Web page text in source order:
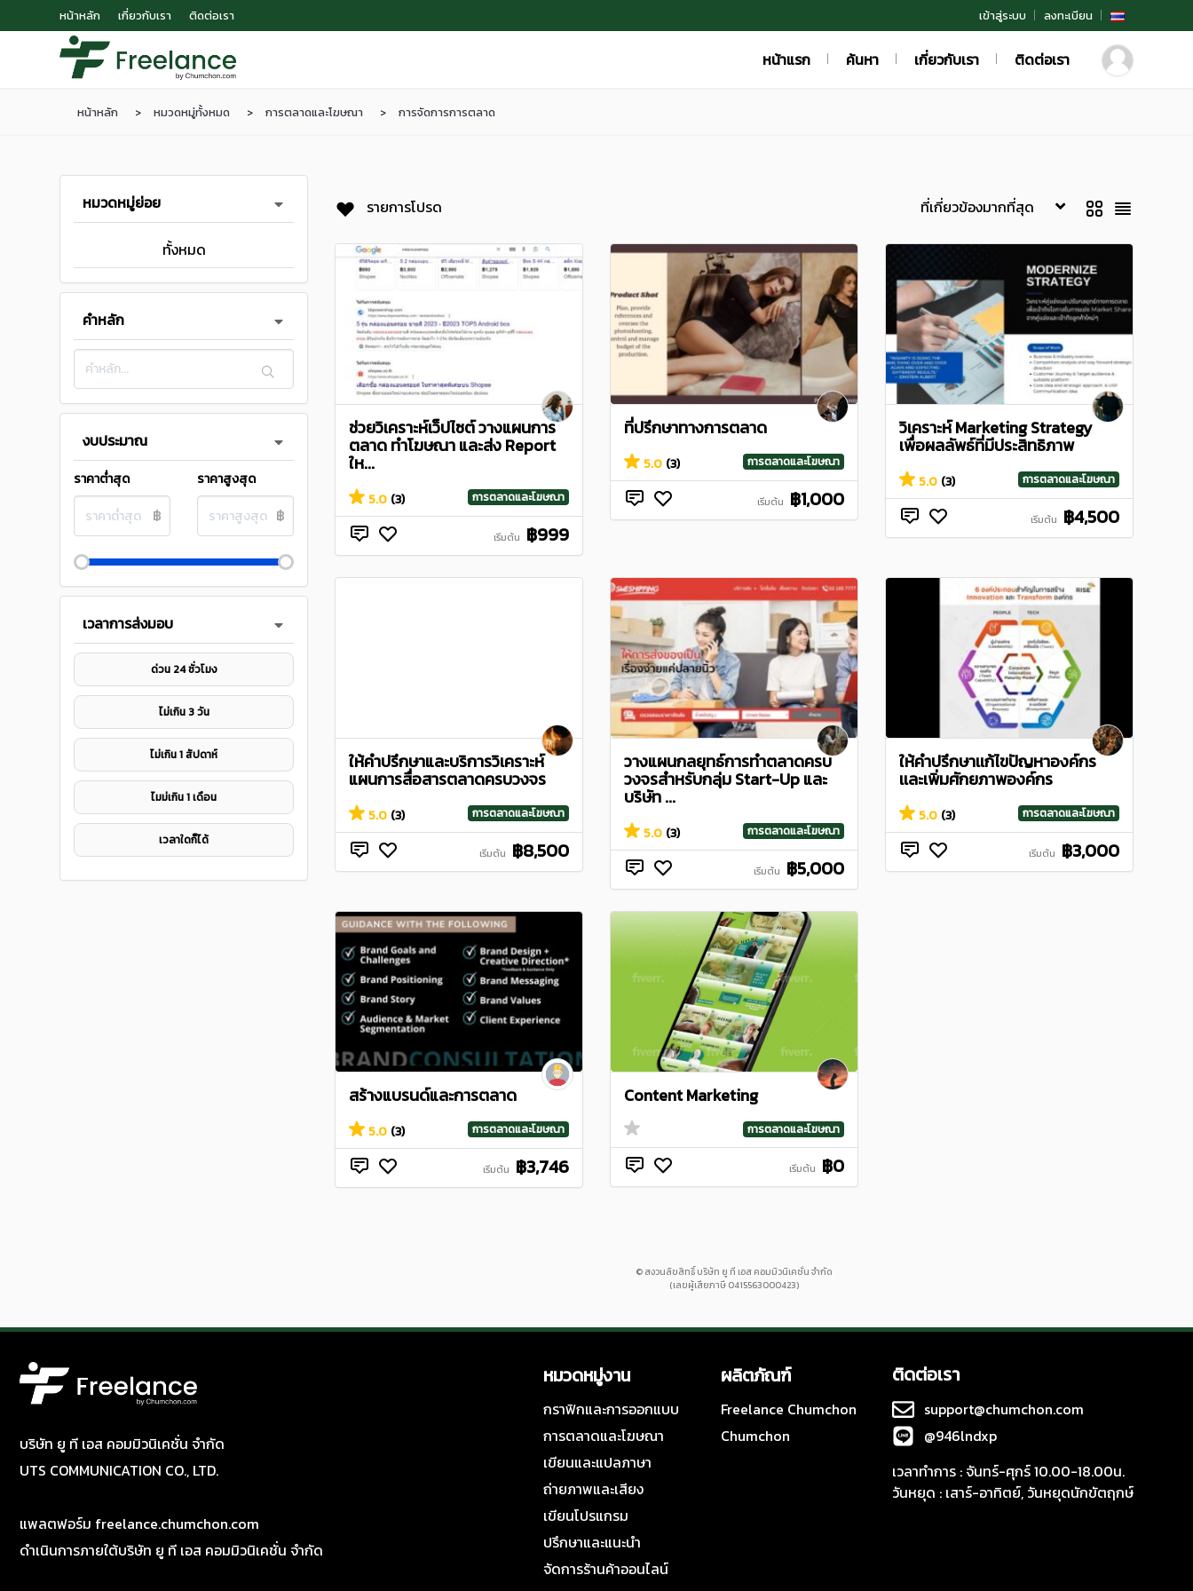
หน้าหลัก เกี่ยวกับเรา ติดต่อเรา เข้าสู่ระบบ ลงทะเบียน
หน้าแรก ค้นหา เกี่ยวกับเรา ติดต่อเรา
หน้าหลัก หมวดหมู่ทั้งหมด การตลาดและโฆษณา การจัดการการตลาด
หมวดหมู่ย่อย
ทั้งหมด
คำหลัก
งบประมาณ
ราคาต่ำสุด
฿
ราคาสูงสุด
฿
เวลาการส่งมอบ
ด่วน 24 ชั่วโมง
ไม่เกิน 3 วัน
ไม่เกิน 1 สัปดาห์
ไมม่เกิน 1 เดือน
เวลาใดก็ได้
รายการโปรด
ช่วยวิเคราะห์เว็ปไซต์ วางแผนการ
ตลาด ทำโฆษณา และส่ง Report
ให...
5.0 (3) การตลาดและโฆษณา
เริ่มต้น ฿999
ที่ปรึกษาทางการตลาด
5.0 (3) การตลาดและโฆษณา
เริ่มต้น ฿1,000
วิเคราะห์ Marketing Strategy
เพื่อผลลัพธ์ที่มีประสิทธิภาพ
5.0 (3) การตลาดและโฆษณา
เริ่มต้น ฿4,500
ให้คำปรึกษาและบริการวิเคราะห์
แผนการสื่อสารตลาดครบวงจร
5.0 (3) การตลาดและโฆษณา
เริ่มต้น ฿8,500
วางแผนกลยุทธ์การทำตลาดครบ
วงจรสำหรับกลุ่ม Start-Up และ
บริษัท ...
5.0 (3) การตลาดและโฆษณา
เริ่มต้น ฿5,000
ให้คำปรึกษาเเก้ไขปัญหาองค์กร
เเละเพิ่มศักยภาพองค์กร
5.0 (3) การตลาดและโฆษณา
เริ่มต้น ฿3,000
สร้างแบรนด์และการตลาด
5.0 (3) การตลาดและโฆษณา
เริ่มต้น ฿3,746
Content Marketing
การตลาดและโฆษณา
เริ่มต้น ฿0
© สงวนลิขสิทธิ์ บริษัท ยู ที เอส คอมมิวนิเคชั่น จำกัด
(เลขผู้เสียภาษี 0415563000423)
บริษัท ยู ที เอส คอมมิวนิเคชั่น จำกัด
UTS COMMUNICATION CO., LTD.
แพลตฟอร์ม freelance.chumchon.com
ดำเนินการภายใต้บริษัท ยู ที เอส คอมมิวนิเคชั่น จำกัด
หมวดหมู่งาน
กราฟิกและการออกแบบ
การตลาดและโฆษณา
เขียนและแปลภาษา
ถ่ายภาพและเสียง
เขียนโปรแกรม
ปรึกษาและแนะนำ
จัดการร้านค้าออนไลน์
ผลิตภัณฑ์
Freelance Chumchon
Chumchon
ติดต่อเรา
support@chumchon.com
@946lndxp
เวลาทำการ : จันทร์-ศุกร์ 10.00-18.00น.
วันหยุด : เสาร์-อาทิตย์, วันหยุดนักขัตฤกษ์